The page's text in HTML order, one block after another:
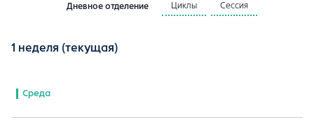
Дневное отделение Циклы Сессия
1 неделя (текущая)
Среда